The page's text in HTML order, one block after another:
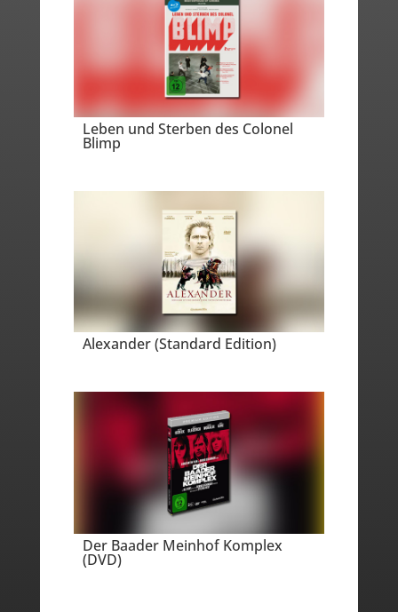
Leben und Sterben des Colonel
Blimp
Alexander (Standard Edition)
Der Baader Meinhof Komplex
(DVD)